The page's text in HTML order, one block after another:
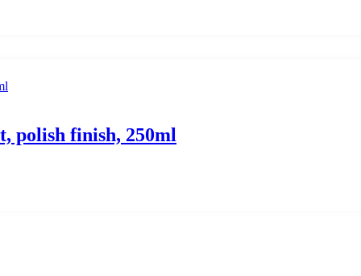
polish finish, 250ml